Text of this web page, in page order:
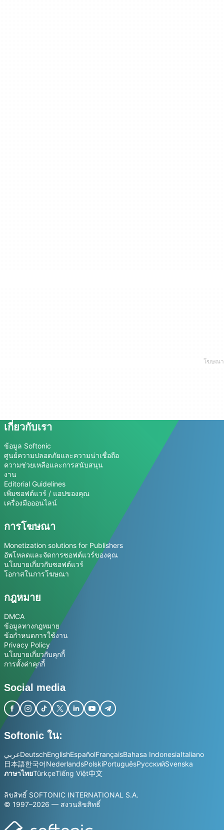
เกี่ยวกับเรา
ข้อมูล Softonic
ศูนย์ความปลอดภัยและความน่าเชื่อถือ
ความช่วยเหลือและการสนับสนุน
งาน
Editorial Guidelines
เพิ่มซอฟต์แวร์ / แอปของคุณ
เครื่องมือออนไลน์
การโฆษณา
Monetization solutions for Publishers
อัพโหลดและจัดการซอฟต์แวร์ของคุณ
นโยบายเกี่ยวกับซอฟต์แวร์
โอกาสในการโฆษณา
กฎหมาย
DMCA
ข้อมูลทางกฎหมาย
ข้อกำหนดการใช้งาน
Privacy Policy
นโยบายเกี่ยวกับคุกกี้
การตั้งค่าคุกกี้
Social media
Softonic ใน:
عربيDeutschEnglishEspañolFrançaisBahasa IndonesiaItaliano
日本語한국어NederlandsPolskiPortuguêsРусскийSvenska
ภาษาไทยTürkçeTiếng Việt中文
ลิขสิทธิ์ SOFTONIC INTERNATIONAL S.A.
© 1997–2026 — สงวนลิขสิทธิ์